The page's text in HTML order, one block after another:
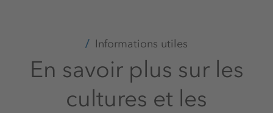
Informations utiles
En savoir plus sur les
cultures et les